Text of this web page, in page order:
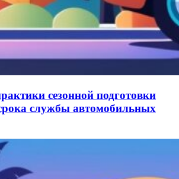
сезонной подготовки
службы автомобильных